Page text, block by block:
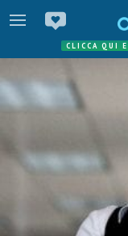
CLICCA QUI